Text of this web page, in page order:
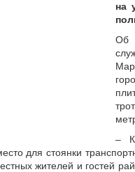
на
Об
–
для стоянки
жителей и гостей